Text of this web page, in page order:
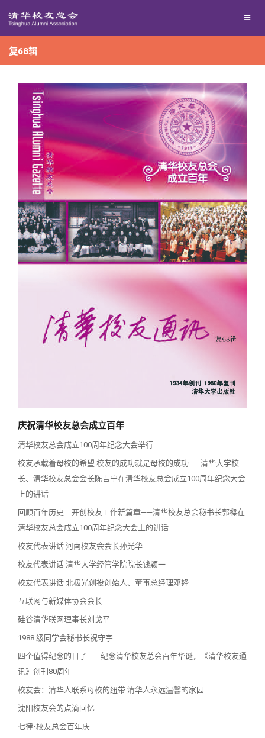
百年清华
清华人物
清华故事
青春风采
校友文苑
校友服务
终身学习
信息化服务
三创大赛
校友总会
总会简介
会长致辞
制度法规
关闭
复68辑
庆祝清华校友总会成立百年
清华校友总会成立100周年纪念大会举行
校友承载着母校的希望 校友的成功就是母校的成功——清华大学校
长、清华校友总会会长陈吉宁在清华校友总会成立100周年纪念大会
上的讲话
回顾百年历史 开创校友工作新篇章——清华校友总会秘书长郭樑在
清华校友总会成立100周年纪念大会上的讲话
校友代表讲话 河南校友会会长孙光华
校友代表讲话 清华大学经管学院院长钱颖一
校友代表讲话 北极光创投创始人、董事总经理邓锋
互联网与新媒体协会会长
硅谷清华联网理事长刘戈平
1988 级同学会秘书长祝守宇
四个值得纪念的日子 ——纪念清华校友总会百年华诞，《清华校友通
讯》创刊80周年
校友会：清华人联系母校的纽带 清华人永远温馨的家园
沈阳校友会的点滴回忆
七律•校友总会百年庆